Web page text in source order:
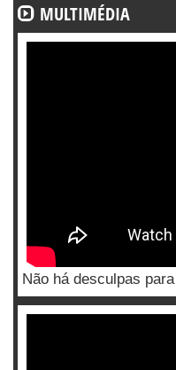
MULTIMÉDIA
Não há desculpas